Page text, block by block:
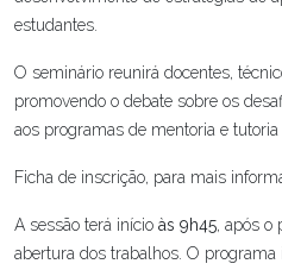
estudantes.
O seminário reunirá docentes,
promovendo o debate sobre os
aos programas de mentoria e tutoria
Ficha de inscrição, para mais
A sessão terá início às 9h45, após o
abertura dos trabalhos. O